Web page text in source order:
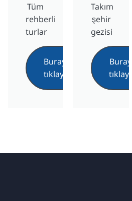
Tüm
rehberli
turlar
Buraya
tıklayın
Takım
şehir
gezisi
Buraya
tıklayın